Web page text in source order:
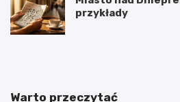
przykłady
J
b
D
g
Warto przeczytać